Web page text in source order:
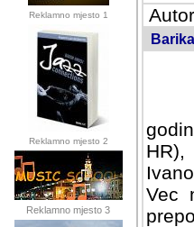
Reklamno mjesto 1
Reklamno mjesto 2
Reklamno mjesto 3
HR),
Vec